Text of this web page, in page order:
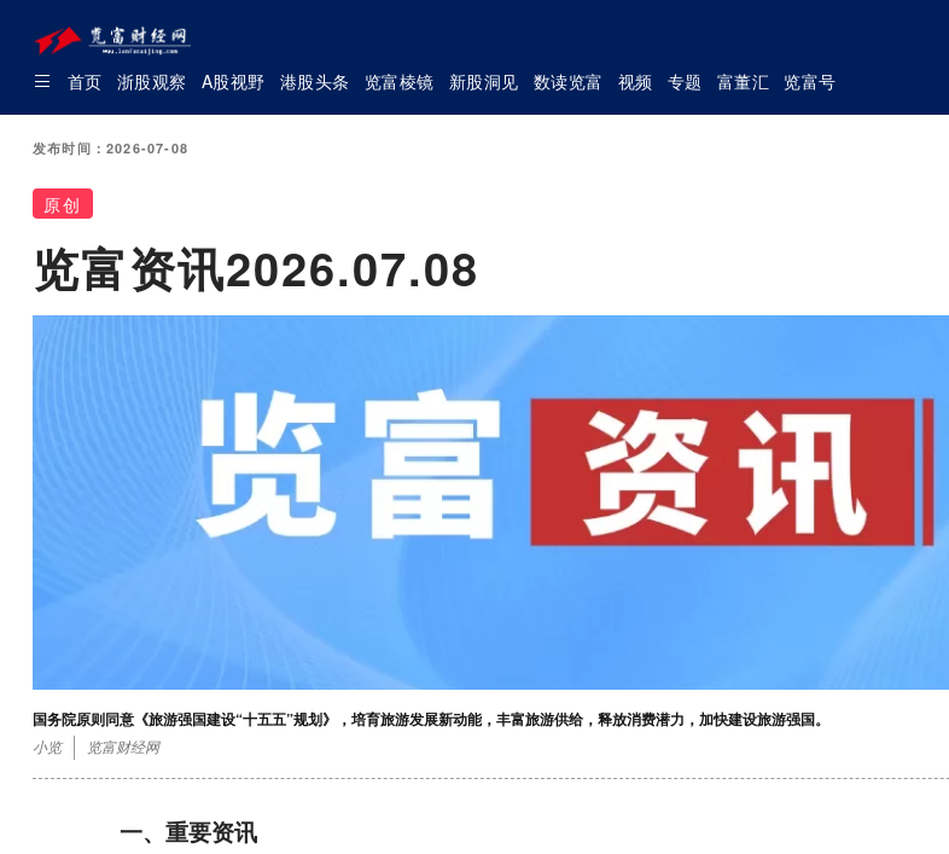
首页 浙股观察 A股视野 港股头条 览富棱镜 新股洞见 数读览富 视频 专题 富董汇 览富号
发布时间：2026-07-08
原创
览富资讯2026.07.08
国务院原则同意《旅游强国建设“十五五”规划》，培育旅游发展新动能，丰富旅游供给，释放消费潜力，加快建设旅游强国。
小览 览富财经网
一、重要资讯